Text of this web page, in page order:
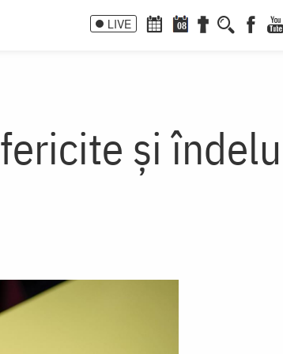
LIVE 08
și